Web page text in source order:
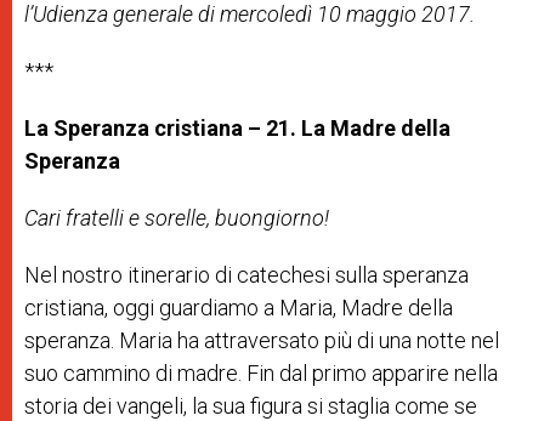
l’Udienza generale di mercoledì 10 maggio 2017.
***
La Speranza cristiana – 21. La Madre della
Speranza
Cari fratelli e sorelle, buongiorno!
Nel nostro itinerario di catechesi sulla speranza
cristiana, oggi guardiamo a Maria, Madre della
speranza. Maria ha attraversato più di una notte nel
suo cammino di madre. Fin dal primo apparire nella
storia dei vangeli, la sua figura si staglia come se